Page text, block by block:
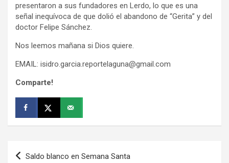
presentaron a sus fundadores en Lerdo, lo que es una
señal inequívoca de que dolió el abandono de “Gerita” y del
doctor Felipe Sánchez.
Nos leemos mañana si Dios quiere.
EMAIL: isidro.garcia.reportelaguna@gmail.com
Comparte!
Navegación
Saldo blanco en Semana Santa